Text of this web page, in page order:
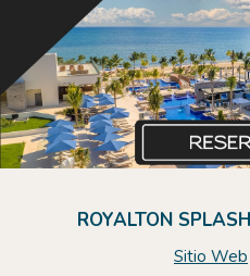
ROYALTON
Sitio Web